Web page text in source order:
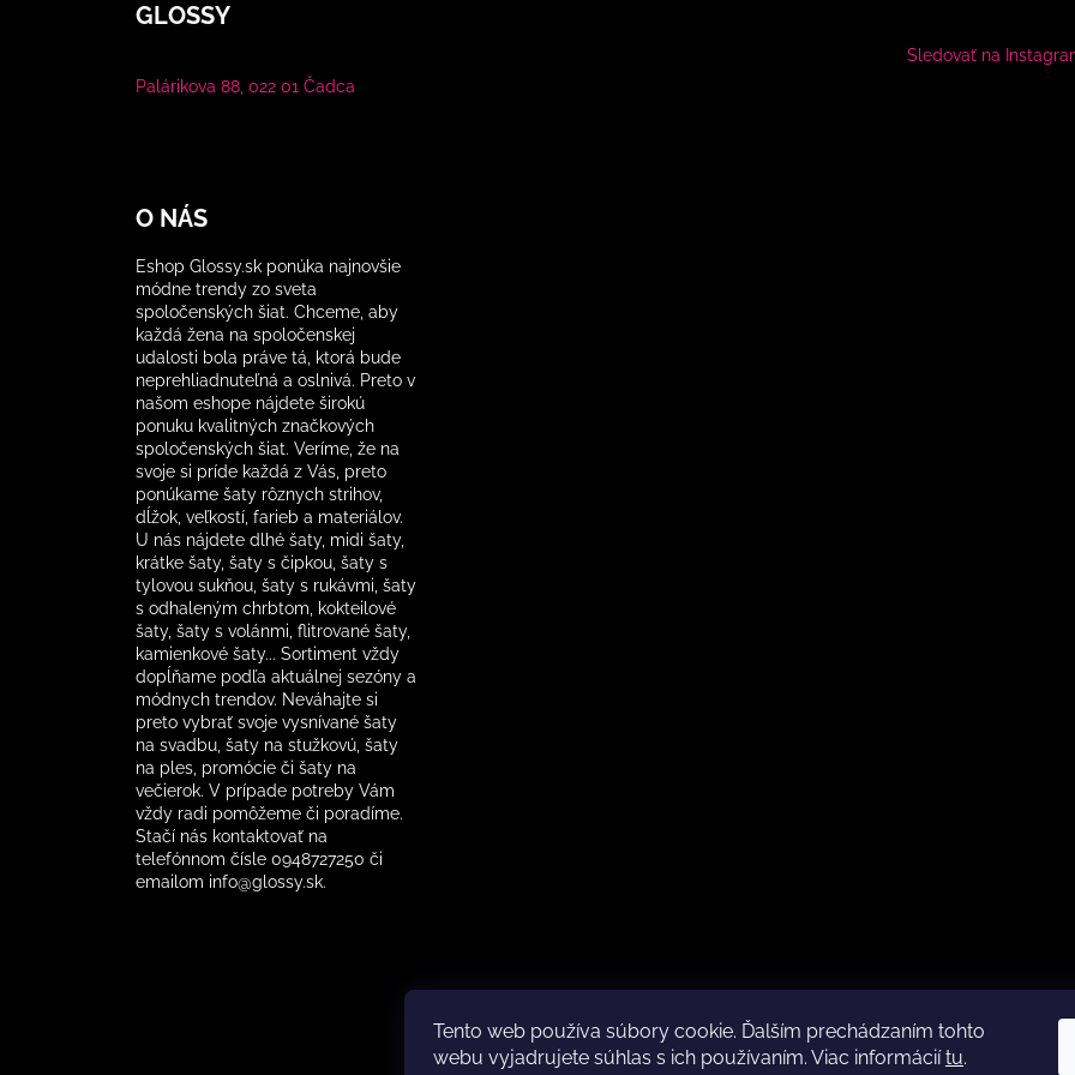
Tento web používa súbory cookie. Ďalším prechádzaním tohto
webu vyjadrujete súhlas s ich používaním. Viac informáciítu.
GLOSSY
Palárikova 88, 022 01 Čadca
Sledovať na
O NÁS
Eshop Glossy.sk ponúka najnovšie
módne trendy zo sveta
spoločenských šiat. Chceme, aby
každá žena na spoločenskej
udalosti bola práve tá, ktorá bude
neprehliadnuteľná a oslnivá. Preto v
našom eshope nájdete širokú
ponuku kvalitných značkových
spoločenských šiat. Veríme, že na
svoje si príde každá z Vás, preto
ponúkame šaty rôznych strihov,
dĺžok, veľkostí, farieb a materiálov.
U nás nájdete dlhé šaty, midi šaty,
krátke šaty, šaty s čipkou, šaty s
tylovou sukňou, šaty s rukávmi, šaty
s odhaleným chrbtom, kokteilové
šaty, šaty s volánmi, flitrované šaty,
kamienkové šaty... Sortiment vždy
dopĺňame podľa aktuálnej sezóny a
módnych trendov. Neváhajte si
preto vybrať svoje vysnívané šaty
na svadbu, šaty na stužkovú, šaty
na ples, promócie či šaty na
večierok. V prípade potreby Vám
vždy radi pomôžeme či poradíme.
Stačí nás kontaktovať na
telefónnom čísle 0948727250 či
emailom info@glossy.sk.
Kamenná predajňa otváracia doba CZ